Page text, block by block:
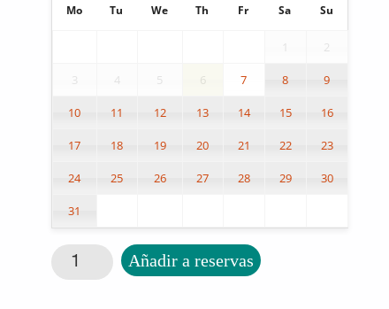
Mo Tu We Th Fr Sa Su
2
3 4 5 6 7 8 9
10 11 12 13 14 15 16
17 18 19 20 21 22 23
24 25 26 27 28 29 30
31
Soporte para cafetera cantidad
Añadir a reservas